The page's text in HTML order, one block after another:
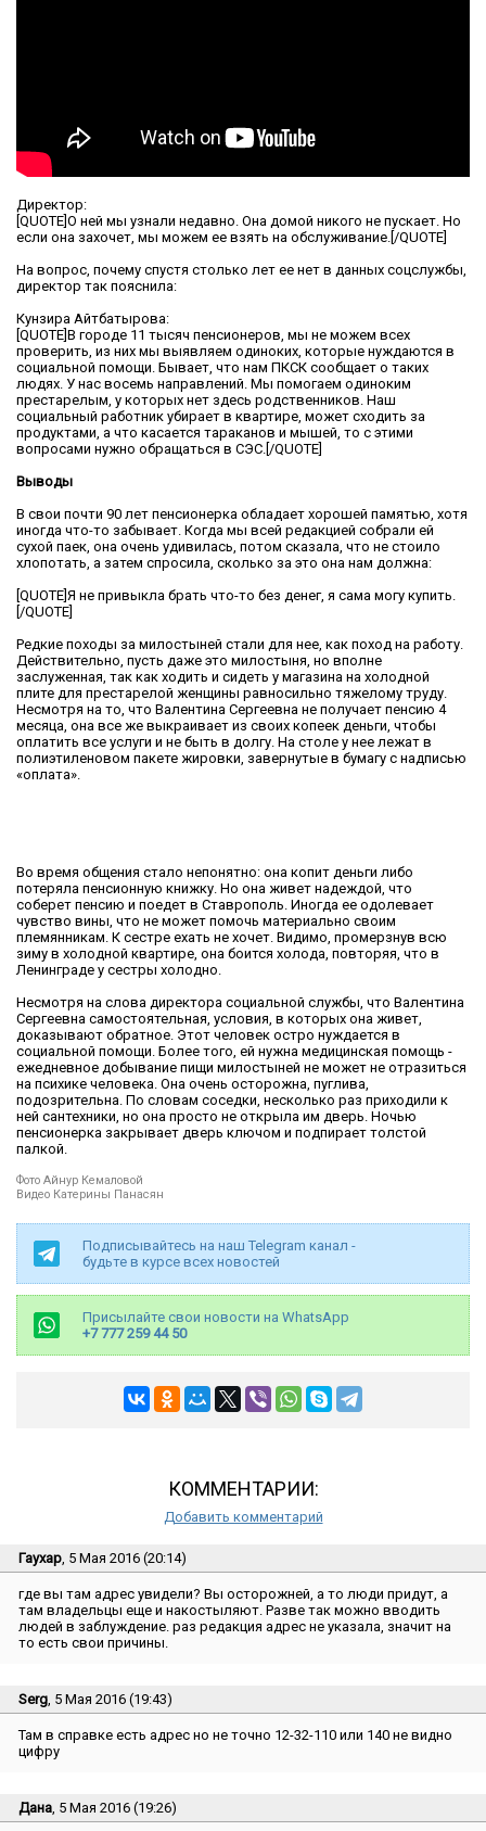
Директор:
[QUOTE]О ней мы узнали недавно. Она домой никого не пускает. Но
если она захочет, мы можем ее взять на обслуживание.[/QUOTE]
На вопрос, почему спустя столько лет ее нет в данных соцслужбы,
директор так пояснила:
Кунзира Айтбатырова:
[QUOTE]В городе 11 тысяч пенсионеров, мы не можем всех
проверить, из них мы выявляем одиноких, которые нуждаются в
социальной помощи. Бывает, что нам ПКСК сообщает о таких
людях. У нас восемь направлений. Мы помогаем одиноким
престарелым, у которых нет здесь родственников. Наш
социальный работник убирает в квартире, может сходить за
продуктами, а что касается тараканов и мышей, то с этими
вопросами нужно обращаться в СЭС.[/QUOTE]
Выводы
В свои почти 90 лет пенсионерка обладает хорошей памятью, хотя
иногда что-то забывает. Когда мы всей редакцией собрали ей
сухой паек, она очень удивилась, потом сказала, что не стоило
хлопотать, а затем спросила, сколько за это она нам должна:
[QUOTE]Я не привыкла брать что-то без денег, я сама могу купить.
[/QUOTE]
Редкие походы за милостыней стали для нее, как поход на работу.
Действительно, пусть даже это милостыня, но вполне
заслуженная, так как ходить и сидеть у магазина на холодной
плите для престарелой женщины равносильно тяжелому труду.
Несмотря на то, что Валентина Сергеевна не получает пенсию 4
месяца, она все же выкраивает из своих копеек деньги, чтобы
оплатить все услуги и не быть в долгу. На столе у нее лежат в
полиэтиленовом пакете жировки, завернутые в бумагу с надписью
«оплата».
Во время общения стало непонятно: она копит деньги либо
потеряла пенсионную книжку. Но она живет надеждой, что
соберет пенсию и поедет в Ставрополь. Иногда ее одолевает
чувство вины, что не может помочь материально своим
племянникам. К сестре ехать не хочет. Видимо, промерзнув всю
зиму в холодной квартире, она боится холода, повторяя, что в
Ленинграде у сестры холодно.
Несмотря на слова директора социальной службы, что Валентина
Сергеевна самостоятельная, условия, в которых она живет,
доказывают обратное. Этот человек остро нуждается в
социальной помощи. Более того, ей нужна медицинская помощь -
ежедневное добывание пищи милостыней не может не отразиться
на психике человека. Она очень осторожна, пуглива,
подозрительна. По словам соседки, несколько раз приходили к
ней сантехники, но она просто не открыла им дверь. Ночью
пенсионерка закрывает дверь ключом и подпирает толстой
палкой.
Фото Айнур Кемаловой
Видео Катерины Панасян
Подписывайтесь на наш Telegram канал -
будьте в курсе всех новостей
Присылайте свои новости на WhatsApp
+7 777 259 44 50
КОММЕНТАРИИ:
Добавить комментарий
Гаухар, 5 Мая 2016 (20:14)
где вы там адрес увидели? Вы осторожней, а то люди придут, а
там владельцы еще и накостыляют. Разве так можно вводить
людей в заблуждение. раз редакция адрес не указала, значит на
то есть свои причины.
Serg, 5 Мая 2016 (19:43)
Там в справке есть адрес но не точно 12-32-110 или 140 не видно
цифру
Дана, 5 Мая 2016 (19:26)